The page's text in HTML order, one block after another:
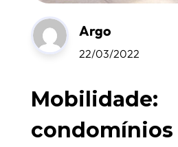
Argo
22/03/2022
Mobilidade:
condomínios